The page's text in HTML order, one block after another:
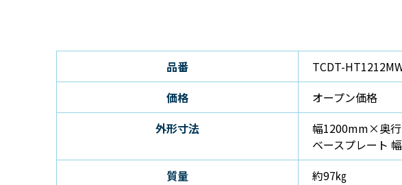
品番
TCDT-
価格
オープン価格
外形寸法
幅1200mm×奥
ベースプレート
質量
約97㎏